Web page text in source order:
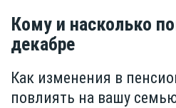
Кому и насколько
декабре
Как изменения в
повлиять на вашу